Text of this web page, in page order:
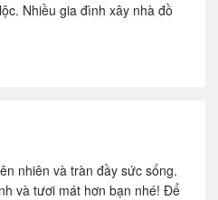
Nhiều gia đình xây nhà đồ
nhiên và tràn đầy sức sống.
và tươi mát hơn bạn nhé! Để